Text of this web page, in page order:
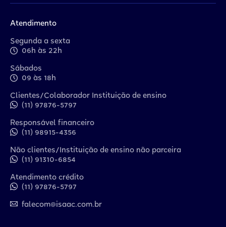
Atendimento
Segunda a sexta
06h às 22h
Sábados
09 às 18h
Clientes/Colaborador Instituição de ensino
(11) 97876-5797
Responsável financeiro
(11) 98915-4356
Não clientes/Instituição de ensino não parceira
(11) 91310-6854
Atendimento crédito
(11) 97876-5797
falecom@isaac.com.br